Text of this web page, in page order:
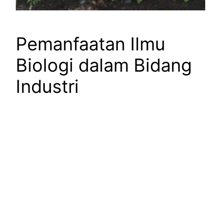
Pemanfaatan Ilmu
Biologi dalam Bidang
Industri